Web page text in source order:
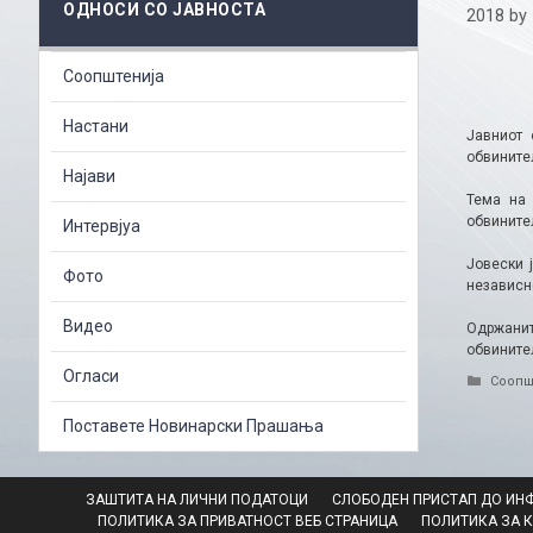
2018 by
Јавниот
Тема на
Јовески
ОДНОСИ СО ЈАВНОСТА
Соопштенија
Настани
Најави
Интервјуа
Фото
Видео
Огласи
Поставете Новинарски Прашања
ЗАШТИТА НА ЛИЧНИ ПОДАТОЦИ СЛОБОДЕН ПРИСТАП ДО
ПОЛИТИКА ЗА ПРИВАТНОСТ ВЕБ СТРАНИЦА
ПОЛИТИКА ЗА